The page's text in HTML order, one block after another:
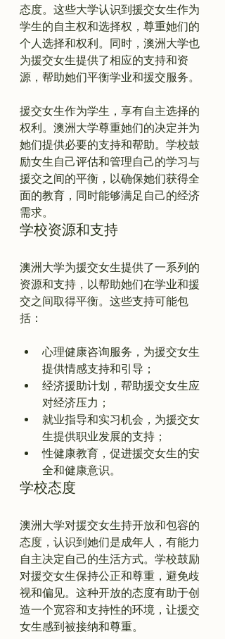
态度。这些大学认识到援交女生作为
学生的自主权和选择权，尊重她们的
个人选择和权利。同时，澳洲大学也
为援交女生提供了相应的支持和资
援交女生作为学生，享有自主选择的
权利。澳洲大学尊重她们的决定并为
她们提供必要的支持和帮助。学校鼓
励女生自己评估和管理自己的学习与
援交之间的平衡，以确保她们获得全
面的教育，同时能够满足自己的经济
需求。
学校资源和支持
澳洲大学为援交女生提供了一系列的
资源和支持，以帮助她们在学业和援
交之间取得平衡。这些支持可能包
心理健康咨询服务，为援交女生
提供情感支持和引导；
经济援助计划，帮助援交女生应
对经济压力；
就业指导和实习机会，为援交女
生提供职业发展的支持；
性健康教育，促进援交女生的安
全和健康意识。
学校态度
澳洲大学对援交女生持开放和包容的
态度，认识到她们是成年人，有能力
自主决定自己的生活方式。学校鼓励
对援交女生保持公正和尊重，避免歧
视和偏见。这种开放的态度有助于创
造一个宽容和支持性的环境，让援交